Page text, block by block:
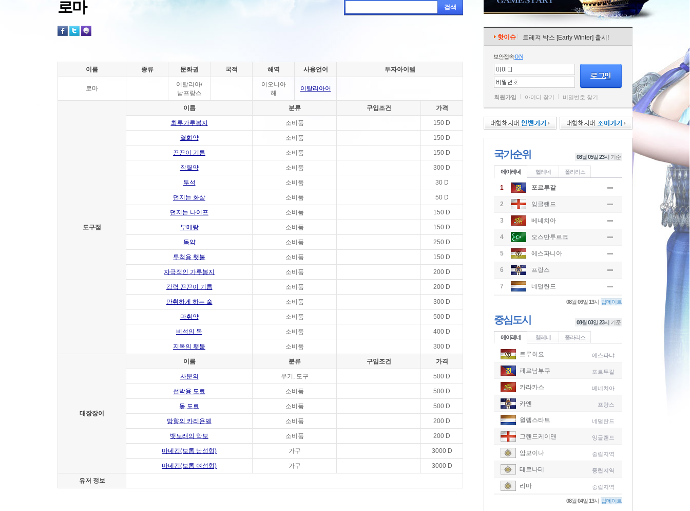
로마 검색
이름 종류 문화권 국적 해역 사용언어 투자아이템
로마
이탈리아/
남프랑스
이오니아
해
이탈리아어
도구점
이름 분류 구입조건 가격
최루가루봉지 소비품 150 D
열화약 소비품 150 D
끈끈이 기름 소비품 150 D
작렬약 소비품 300 D
투석 소비품 30 D
던지는 화살 소비품 50 D
던지는 나이프 소비품 150 D
부메랑 소비품 150 D
독약 소비품 250 D
투척용 횃불 소비품 150 D
자극적인 가루봉지 소비품 200 D
강력 끈끈이 기름 소비품 200 D
만취하게 하는 술 소비품 300 D
마취약 소비품 500 D
비석의 독 소비품 400 D
지옥의 횃불 소비품 300 D
대장장이
이름 분류 구입조건 가격
사분의 무기, 도구 500 D
선박용 도료 소비품 500 D
돛 도료 소비품 500 D
망향의 카리욘벨 소비품 200 D
뱃노래의 악보 소비품 200 D
마네킹(보통 남성형) 가구 3000 D
마네킹(보통 여성형) 가구 3000 D
유저 정보
핫이슈 트레져 박스 [Early Winter] 출시!
보안접속ON
회원가입 아이디 찾기 비밀번호 찾기
국가순위 08월 05일 23시 기준
에이레네 헬레네 폴라리스
1 포르투갈
2 잉글랜드
3 베네치아
4 오스만투르크
5 에스파니아
6 프랑스
7 네덜란드
08월06일13시 업데이트
중심도시 08월 03일 23시 기준
에이레네 헬레네 폴라리스
트루히요 에스파냐
페르남부쿠 포르투갈
카라카스 베네치아
카옌 프랑스
윌렘스타트 네덜란드
그랜드케이맨 잉글랜드
암보이나 중립지역
테르나테 중립지역
리마 중립지역
08월04일13시 업데이트